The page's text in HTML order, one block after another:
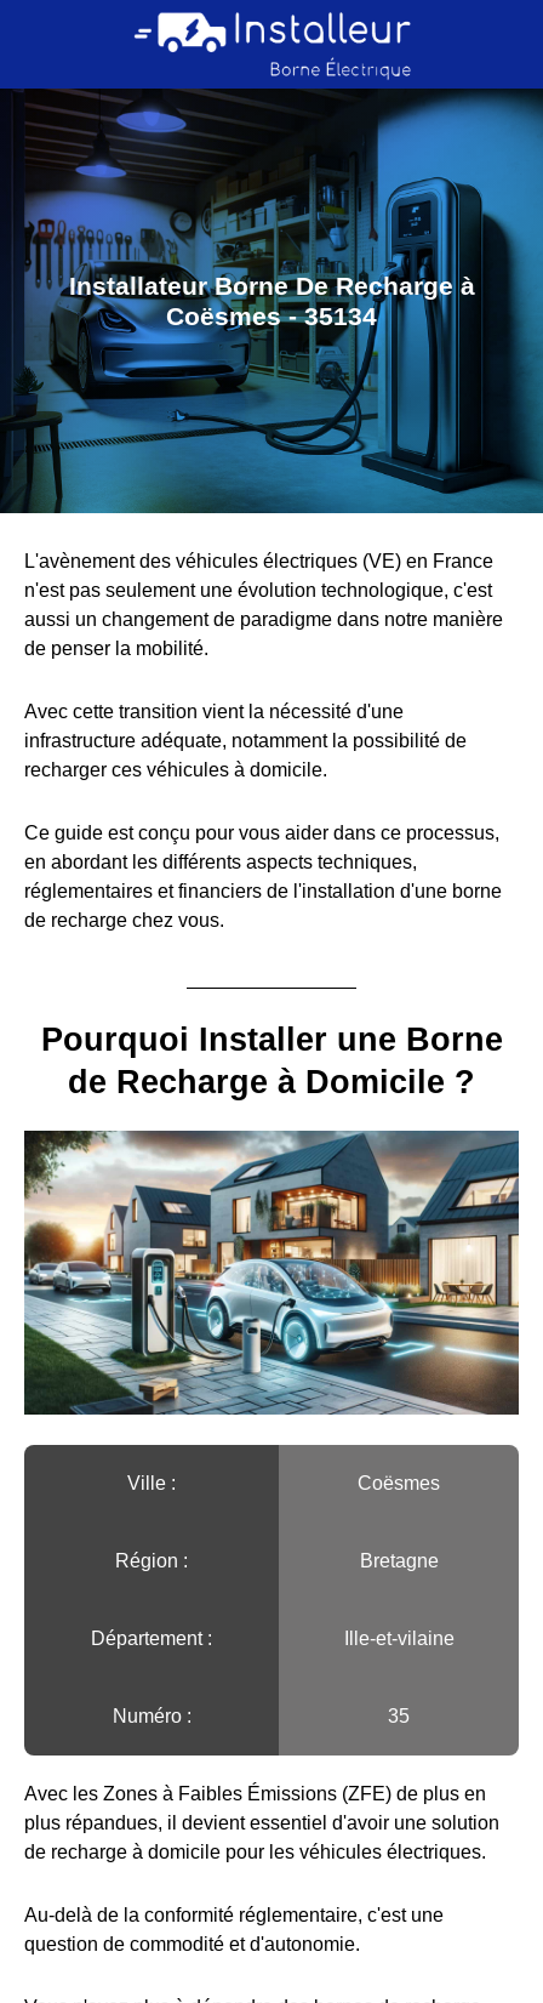
Installateur Borne De Recharge à
Coësmes - 35134
L'avènement des véhicules électriques (VE) en France
n'est pas seulement une évolution technologique, c'est
aussi un changement de paradigme dans notre manière
de penser la mobilité.
Avec cette transition vient la nécessité d'une
infrastructure adéquate, notamment la possibilité de
recharger ces véhicules à domicile.
Ce guide est conçu pour vous aider dans ce processus,
en abordant les différents aspects techniques,
réglementaires et financiers de l'installation d'une borne
de recharge chez vous.
Pourquoi Installer une Borne
de Recharge à Domicile ?
Ville :️ Coësmes
Région :️ Bretagne
Département : Ille-et-vilaine
Numéro : 35
Avec les Zones à Faibles Émissions (ZFE) de plus en
plus répandues, il devient essentiel d'avoir une solution
de recharge à domicile pour les véhicules électriques.
Au-delà de la conformité réglementaire, c'est une
question de commodité et d'autonomie.